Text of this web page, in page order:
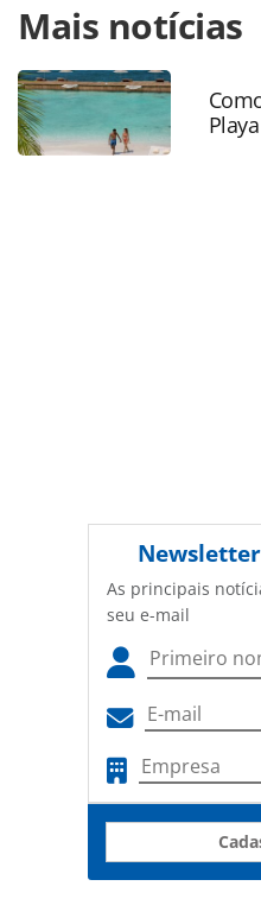
https://
que-a-temporada-2026-
para-a-msc_228499.html ou
página. Todo o conteúdo
Editora é protegido pela
autoral. Não reproduza o
Mais notícias
Newsletter
As principais
seu e-mail